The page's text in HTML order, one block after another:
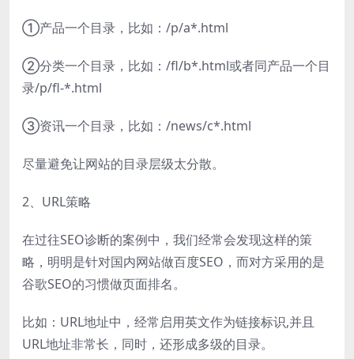
①产品一个目录，比如：/p/a*.html
②分类一个目录，比如：/fl/b*.html或者同产品一个目
录/p/fl-*.html
③资讯一个目录，比如：/news/c*.html
尽量避免让网站的目录层级太分散。
2、URL策略
在过往SEO诊断的案例中，我们经常会发现这样的策
略，明明是针对国内网站做百度SEO，而对方采用的是
谷歌SEO的习惯做页面排名。
比如：URL地址中，经常启用英文作为链接标识,并且
URL地址非常长，同时，还形成多级的目录。